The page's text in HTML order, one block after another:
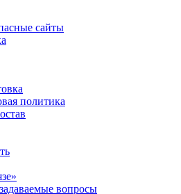
сайты
политика
вопросы